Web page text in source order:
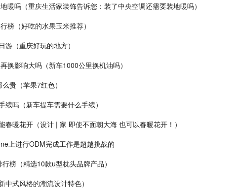
暖吗（重庆生活家装饰告诉您：装了中央空调还需要装地暖吗）
榜（好吃的水果玉米推荐）
（重庆好玩的地方）
换影响大吗（新车1000公里换机油吗）
贵（苹果7红色）
吗（新车提车需要什么手续）
春暖花开（设计 | 家 即使不面朝大海 也可以春暖花开！）
上进行ODM完成工作是超越挑战的
榜（精选10款u型枕头品牌产品）
式风格的潮流设计特色）